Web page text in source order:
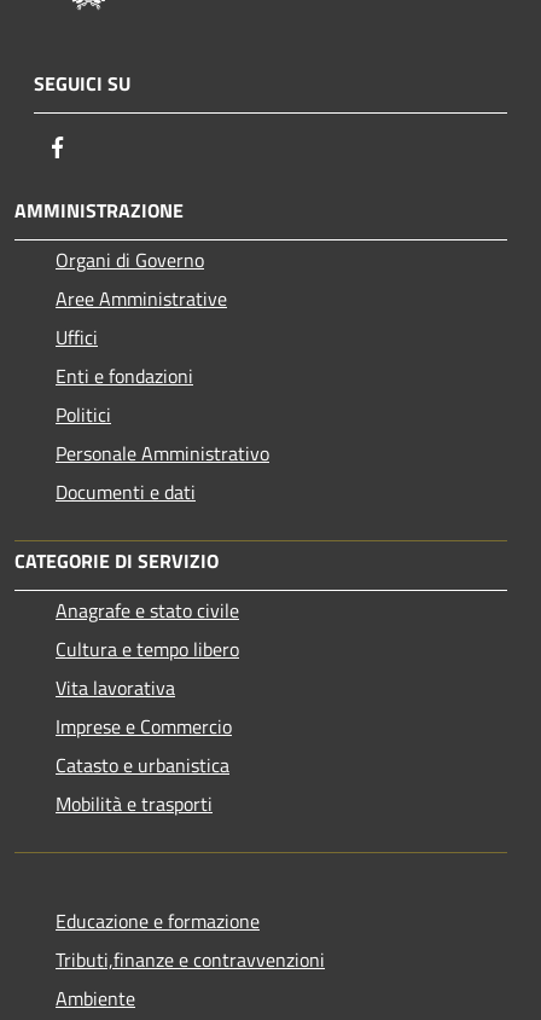
SEGUICI SU
AMMINISTRAZIONE
Organi di Governo
Aree Amministrative
Uffici
Enti e fondazioni
Politici
Personale Amministrativo
Documenti e dati
CATEGORIE DI SERVIZIO
Anagrafe e stato civile
Cultura e tempo libero
Vita lavorativa
Imprese e Commercio
Catasto e urbanistica
Mobilità e trasporti
Educazione e formazione
Tributi,finanze e contravvenzioni
Ambiente